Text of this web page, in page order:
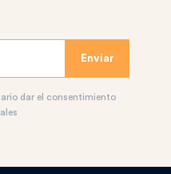
dar el consentimiento